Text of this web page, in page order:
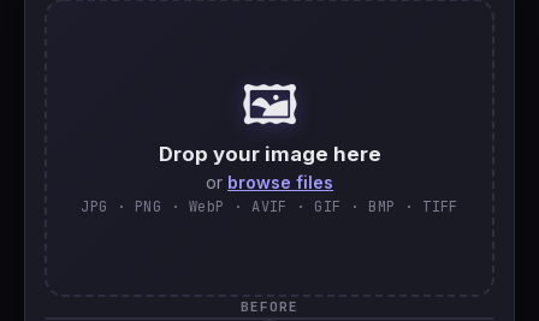
Türkçe🖼️
Drop your image here
or browse files
JPG · PNG · WebP · AVIF · GIF · BMP · TIFF
BEFORE